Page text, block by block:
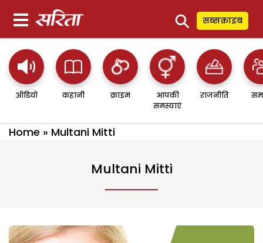
⚲ सब्सक्राइब
ऑडियो कहानी क्राइम
आपकी
समस्याएं
राजनीति
Home » Multani Mitti
Multani Mitti